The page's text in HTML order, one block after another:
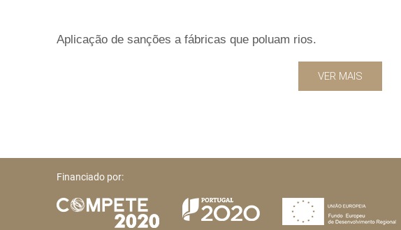
Aplicação de sanções a fábricas que poluam rios.
VER MAIS
Financiado por: